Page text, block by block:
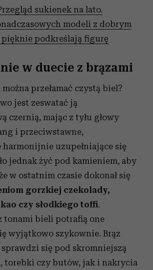
sukienek na lato.
modeli z dobrym
pięknie podkreślają figurę
w duecie z brązami
przełamać czystą biel?
jest zeswatać ją
czernią, mając z tyłu głowy
i przeciwstawne,
harmonijnie uzupełniające się
jednak żyć pod kamieniem, aby
w ostatnim czasie dokonał się
gorzkiej czekolady,
czy słodkiego toffi.
tonami bieli potrafią one
wyjątkowo szykownie. Brąz
się pod skromniejszą
torebki czy butów, jak i nakrycia